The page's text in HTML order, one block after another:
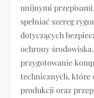
unijnymi
spełniać szereg
dotyczących
ochrony
przygotowanie
technicznych, które
produkcji oraz